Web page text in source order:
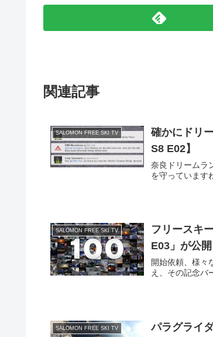
関連記事
SALOMON FREE SKI TV
確かにドリ
S8 E02】
奈良ドリームラ
を守っています
SALOMON FREE SKI TV
フリースキ
E03」が公開
開始依頼、様々
え、その記念バ
SALOMON FREE SKI TV
パラグライ